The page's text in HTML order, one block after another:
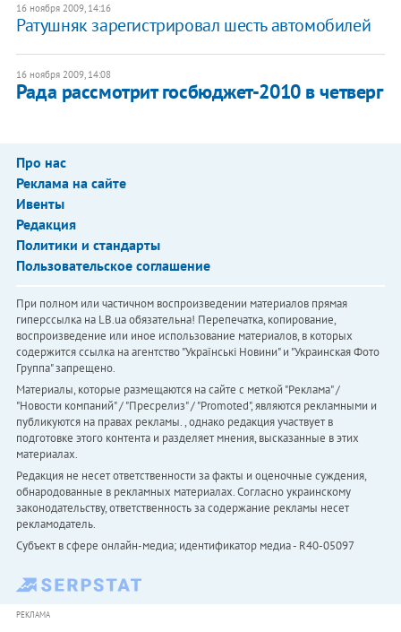
16 ноября 2009, 14:16
Ратушняк зарегистрировал шесть автомобилей
16 ноября 2009, 14:08
Рада рассмотрит госбюджет-2010 в четверг
Про нас
Реклама на сайте
Ивенты
Редакция
Политики и стандарты
Пользовательское соглашение
При полном или частичном воспроизведении материалов прямая
гиперссылка на LB.ua обязательна! Перепечатка, копирование,
воспроизведение или иное использование материалов, в которых
содержится ссылка на агентство "Українськi Новини" и "Украинская Фото
Группа" запрещено.
Материалы, которые размещаются на сайте с меткой "Реклама" /
"Новости компаний" / "Пресрелиз" / "Promoted", являются рекламными и
публикуются на правах рекламы. , однако редакция участвует в
подготовке этого контента и разделяет мнения, высказанные в этих
материалах.
Редакция не несет ответственности за факты и оценочные суждения,
обнародованные в рекламных материалах. Согласно украинскому
законодательству, ответственность за содержание рекламы несет
рекламодатель.
Субъект в сфере онлайн-медиа; идентификатор медиа - R40-05097
РЕКЛАМА